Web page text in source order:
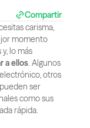
Compartir
carisma,
momento
lo más
a ellos. Algunos
otros
ser
como sus
rápida.